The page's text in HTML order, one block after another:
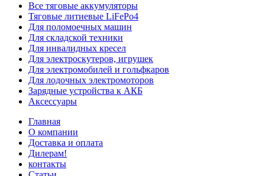
Все тяговые аккумуляторы
Тяговые литиевые LiFePo4
Для поломоечных машин
Для складской техники
Для инвалидных кресел
Для электроскутеров, игрушек
Для электромобилей и гольфкаров
Для лодочных электромоторов
Зарядные устройства к АКБ
Аксессуары
Главная
О компании
Доставка и оплата
Дилерам!
контакты